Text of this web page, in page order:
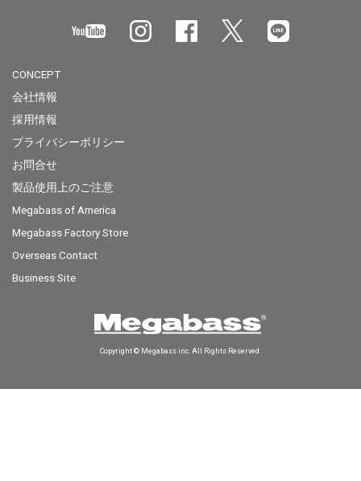
CONCEPT
会社情報
採用情報
プライバシーポリシー
お問合せ
製品使用上のご注意
Megabass of America
Megabass Factory Store
Overseas Contact
Business Site
Copyright © Megabass inc. All Rights Reserved.